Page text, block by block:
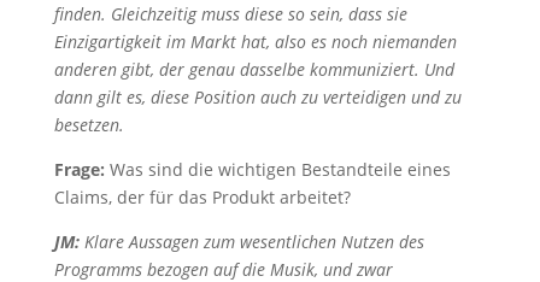
finden. Gleichzeitig muss diese so sein, dass sie
Einzigartigkeit im Markt hat, also es noch niemanden
anderen gibt, der genau dasselbe kommuniziert. Und
dann gilt es, diese Position auch zu verteidigen und zu
besetzen.
Frage: Was sind die wichtigen Bestandteile eines
Claims, der für das Produkt arbeitet?
JM:Klare Aussagen zum wesentlichen Nutzen des
Programms bezogen auf die Musik, und zwar